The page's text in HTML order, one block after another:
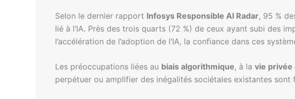
Selon le dernier rapport Infosys Responsible AI Radar, 95 %
lié à l’IA. Près des trois quarts (72 %) de ceux ayant subi des
l’accélération de l’adoption de l’IA, la confiance dans ces
Les préoccupations liées au biais algorithmique, à la vie privée
perpétuer ou amplifier des inégalités sociétales existantes sont